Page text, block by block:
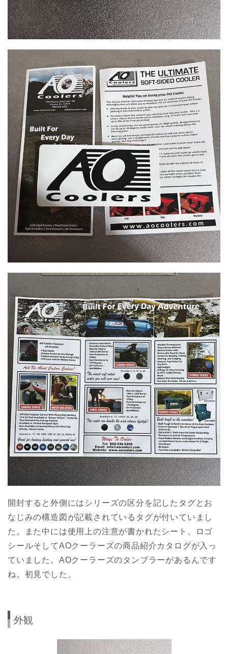
開封すると外側にはシリーズの区分を記したタグとお
なじみの構造図が記載されているタグが付いていまし
た。また中には使用上の注意が書かれたシート、ロゴ
シールそしてAOクーラーズの商品紹介カタログが入っ
ていました。AOクーラーズのタンブラーがあるんです
ね。初見でした。
外観